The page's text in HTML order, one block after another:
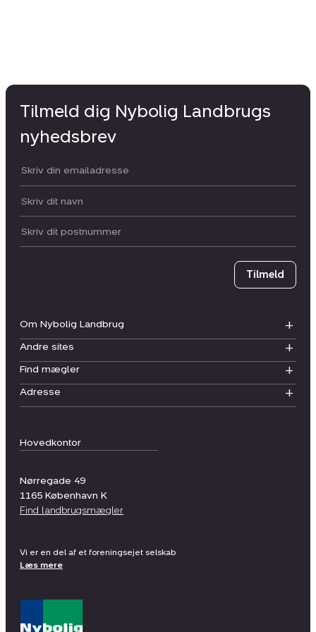
Hovedkontor
Nørregade 49
1165 København K
Find landbrugsmægler
Om Nybolig Landbrug
Andre sites
Find mægler
Adresse
Tilmeld dig Nybolig Landbrugs
nyhedsbrev
Din email:
Dit navn:
Postnummer
Tilmeld
Vi er en del af et foreningsejet selskab
Læs mere